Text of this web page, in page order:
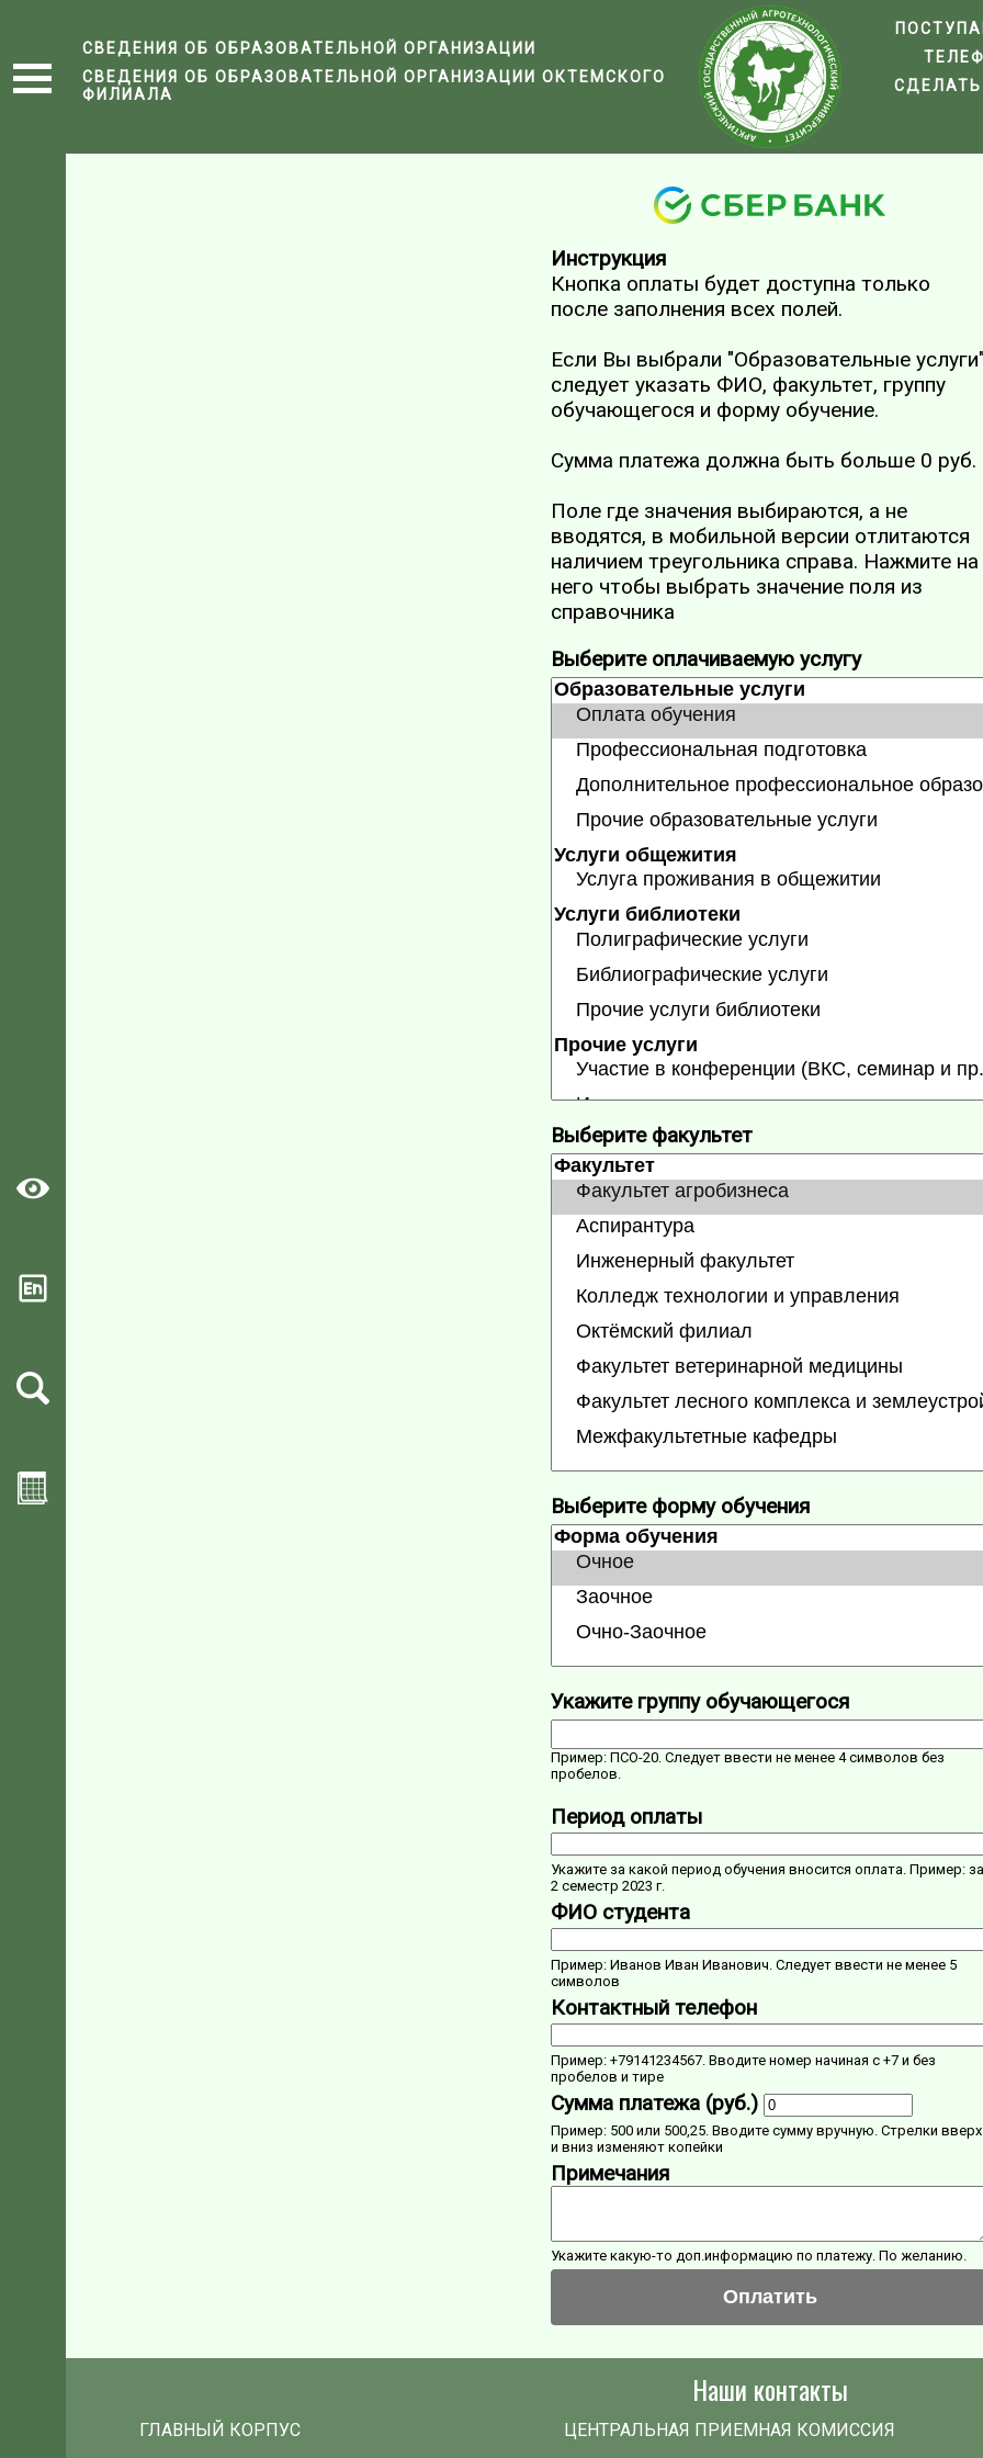
СВЕДЕНИЯ ОБ ОБРАЗОВАТЕЛЬНОЙ ОРГАНИЗАЦИИ
СВЕДЕНИЯ ОБ ОБРАЗОВАТЕЛЬНОЙ ОРГАНИЗАЦИИ ОКТЕМСКОГО
ФИЛИАЛА
Инструкция
Кнопка оплаты будет доступна только
после заполнения всех полей.
Если Вы выбрали "Образовательные
следует указать ФИО, факультет, группу
обучающегося и форму обучение.
Сумма платежа должна быть больше 0 руб.
Поле где значения выбираются, а не
вводятся, в мобильной версии отлитаются
наличием треугольника справа. Нажмите на
него чтобы выбрать значение поля из
справочника
Выберите оплачиваемую услугу
Выберите факультет
Выберите форму обучения
Укажите группу обучающегося
Пример: ПСО-20. Следует ввести не менее 4 символов без
пробелов.
Период оплаты
Укажите за какой период обучения вносится оплата. Пример: за
2 семестр 2023 г.
ФИО студента
Пример: Иванов Иван Иванович. Следует ввести не менее 5
символов
Контактный телефон
Пример: +79141234567. Вводите номер начиная с +7 и без
пробелов и тире
Сумма платежа (руб.)
Пример: 500 или 500,25. Вводите сумму вручную. Стрелки вверх
и вниз изменяют копейки
Примечания
Укажите какую-то доп.информацию по платежу. По желанию.
Оплатить
Наши контакты
ГЛАВНЫЙ КОРПУС ЦЕНТРАЛЬНАЯ ПРИЕМНАЯ КОМИССИЯ